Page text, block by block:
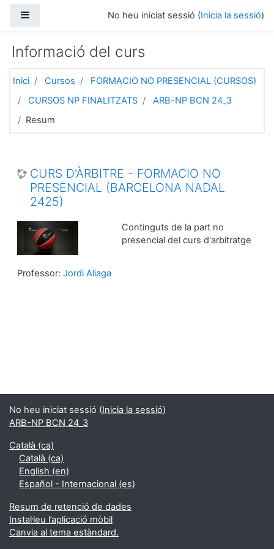
No heu iniciat sessió (Inicia la sessió)
Informació del curs
Inici Cursos
FORMACIO NO PRESENCIAL (CURSOS)
CURSOS NP FINALITZATS
ARB-NP BCN 24_3
Resum
CURS D'ÀRBITRE - FORMACIO NO
PRESENCIAL (BARCELONA NADAL
2425)
Continguts de la part no
presencial del curs d'arbitratge
Professor: Jordi Aliaga
No heu iniciat sessió (Inicia la sessió)
ARB-NP BCN 24_3
Català ‎(ca)‎
Català ‎(ca)‎
English ‎(en)‎
Español - Internacional ‎(es)‎
Resum de retenció de dades
Instal·leu l’aplicació mòbil
Canvia al tema estàndard.